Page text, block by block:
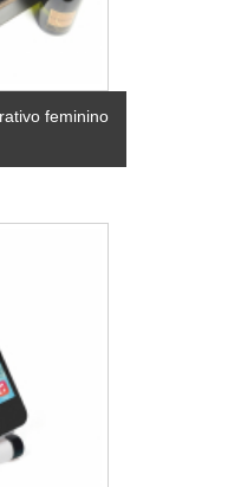
feminino